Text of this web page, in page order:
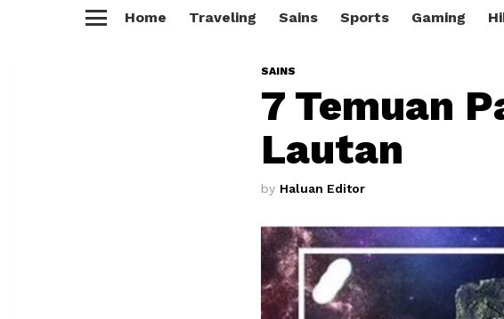
Home Traveling Sains Sports Gaming
SAINS
7 Temuan
Lautan
by Haluan Editor